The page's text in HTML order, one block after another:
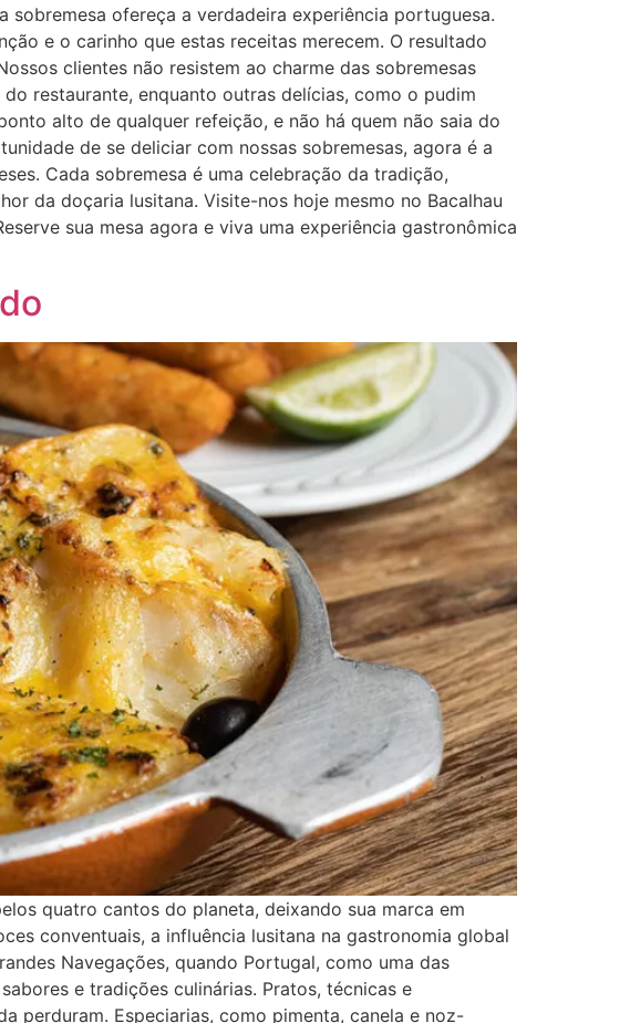
sobremesa ofereça a verdadeira experiência portuguesa.
e o carinho que estas receitas merecem. O resultado
clientes não resistem ao charme das sobremesas
restaurante, enquanto outras delícias, como o pudim
alto de qualquer refeição, e não há quem não saia do
de se deliciar com nossas sobremesas, agora é a
Cada sobremesa é uma celebração da tradição,
da doçaria lusitana. Visite-nos hoje mesmo no Bacalhau
sua mesa agora e viva uma experiência gastronômica
quatro cantos do planeta, deixando sua marca em
conventuais, a influência lusitana na gastronomia global
Navegações, quando Portugal, como uma das
e tradições culinárias. Pratos, técnicas e
perduram. Especiarias, como pimenta, canela e noz-